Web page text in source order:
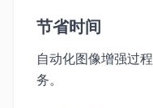
节省时间
自动化图像增强过
务。